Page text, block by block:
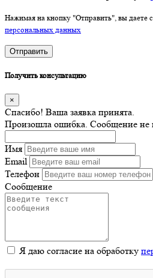
Нажимая на кнопку "Отправить", вы даете
персональных данных
Отправить
Получить консультацию
×
Спасибо! Ваша заявка принята.
Произошла ошибка. Сообщение не
Имя
Email
Телефон
Сообщение
Я даю согласие на обработку